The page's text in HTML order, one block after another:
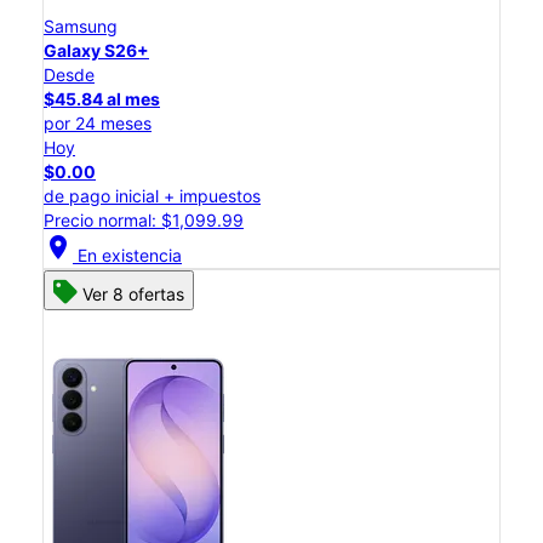
Samsung
Galaxy S26+
Desde
$45.84 al mes
por 24 meses
Hoy
$0.00
de pago inicial + impuestos
Precio normal: $1,099.99
location_on En existencia
Ver 8 ofertas